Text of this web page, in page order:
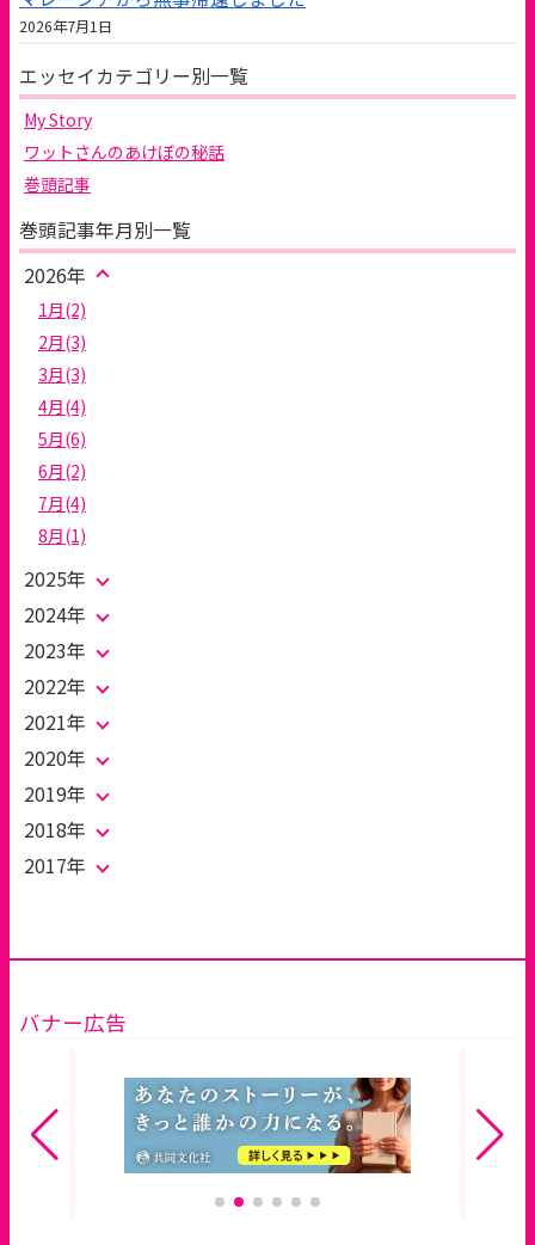
2026年7月1日
エッセイカテゴリー別一覧
My Story
ワットさんのあけぼの秘話
巻頭記事
巻頭記事年月別一覧
2026年
1月(2)
2月(3)
3月(3)
4月(4)
5月(6)
6月(2)
7月(4)
8月(1)
2025年
2024年
2023年
2022年
2021年
2020年
2019年
2018年
2017年
バナー広告